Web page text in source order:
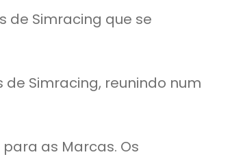
de Simracing que se
Simracing, reunindo num
as Marcas. Os